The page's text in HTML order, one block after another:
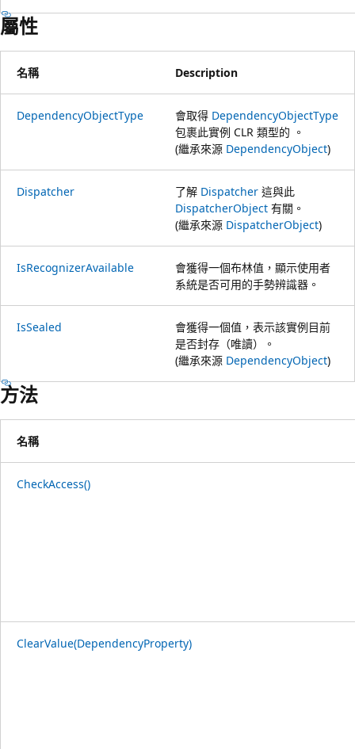
屬性
名稱 Description
DependencyObjectType 會取得 DependencyObjectType
包裹此實例 CLR 類型的 。
(繼承來源 DependencyObject)
Dispatcher 了解 Dispatcher 這與此
DispatcherObject 有關。
(繼承來源 DispatcherObject)
IsRecognizerAvailable
會獲得一個布林值，顯示使用者
系統是否可用的手勢辨識器。
IsSealed
會獲得一個值，表示該實例目前
是否封存（唯讀）。
(繼承來源 DependencyObject)
方法
名稱
CheckAccess()
ClearValue(DependencyProperty)